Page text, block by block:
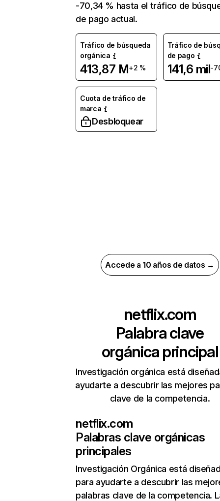
-70,34 % hasta el tráfico de
de pago actual.
Tráfico de búsqueda
orgánica
413,87 M+2 %
Tráfico de
de pago
141,6 mil-
Cuota de tráfico de
marca
Desbloquear
Accede a 10 años de datos →
netflix.com
Palabra clave
orgánica principal
Investigación orgánica está
ayudarte a descubrir las mejores
clave de la competencia.
netflix.com
Palabras clave orgánicas
principales
Investigación Orgánica está
para ayudarte a descubrir las
palabras clave de la competencia.